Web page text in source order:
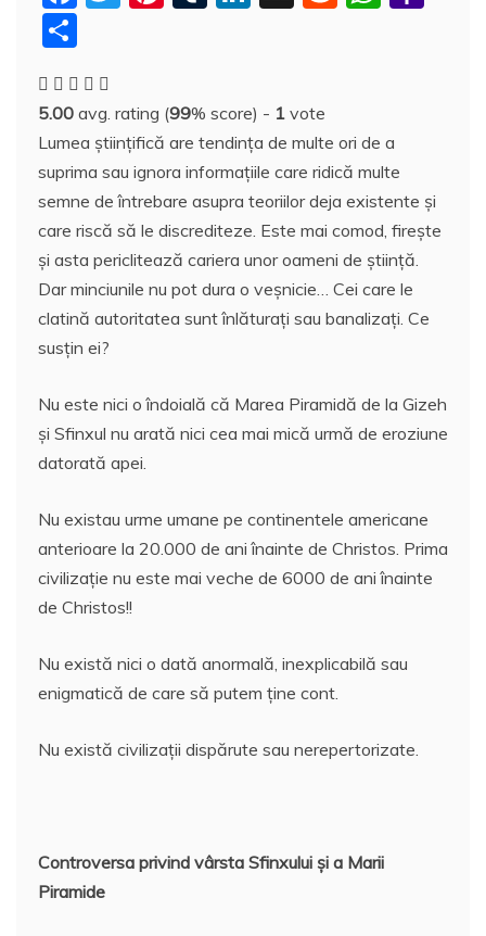
e
b
o
o
k
er
e
st r
e
dI
n
p
a
c
e
t
A
p
p ai
l
a
rt
aj
e
a
z
ă
5.00 avg. rating (99% score) - 1 vote
Lumea ştiinţifică are tendinţa de multe ori de a
suprima sau ignora informaţiile care ridică multe
semne de întrebare asupra teoriilor deja existente şi
care riscă să le discrediteze. Este mai comod, fireşte
şi asta periclitează cariera unor oameni de ştiinţă.
Dar minciunile nu pot dura o veşnicie… Cei care le
clatină autoritatea sunt înlăturaţi sau banalizaţi. Ce
susţin ei?
Nu este nici o îndoială că Marea Piramidă de la Gizeh
şi Sfinxul nu arată nici cea mai mică urmă de eroziune
datorată apei.
Nu existau urme umane pe continentele americane
anterioare la 20.000 de ani înainte de Christos. Prima
civilizaţie nu este mai veche de 6000 de ani înainte
de Christos!!
Nu există nici o dată anormală, inexplicabilă sau
enigmatică de care să putem ţine cont.
Nu există civilizaţii dispărute sau nerepertorizate.
Controversa privind vârsta Sfinxului şi a Marii
Piramide